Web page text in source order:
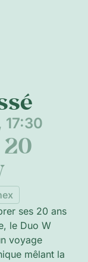
17:30
ses 20 ans
le Duo W
voyage
mêlant la